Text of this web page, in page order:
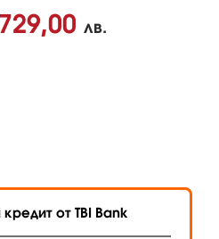
729,00 лв.
от TBI Bank